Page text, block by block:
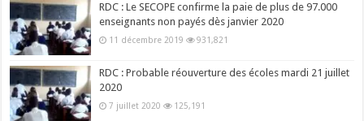
RDC : Le SECOPE confirme la paie de plus de 97.000
enseignants non payés dès janvier 2020
11 décembre 2019 931,821
RDC : Probable réouverture des écoles mardi 21 juillet
2020
7 juillet 2020 125,191